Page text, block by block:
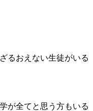
るおえない生徒がいる
が全てと思う方もいる